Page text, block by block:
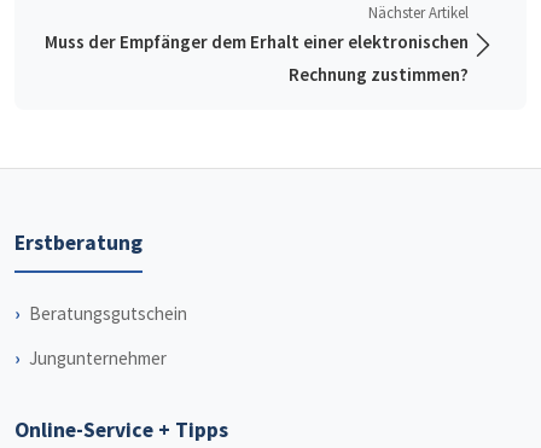
Nächster Artikel
Muss der Empfänger dem Erhalt einer elektronischen
Rechnung zustimmen?
Erstberatung
Beratungsgutschein
Jungunternehmer
Online-Service + Tipps